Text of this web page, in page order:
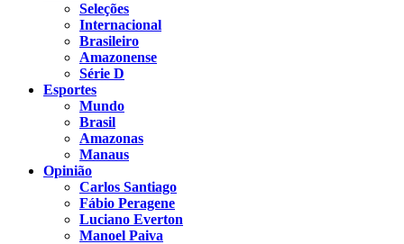
Seleções
Internacional
Brasileiro
Amazonense
Série D
Esportes
Mundo
Brasil
Amazonas
Manaus
Opinião
Carlos Santiago
Fábio Peragene
Luciano Everton
Manoel Paiva